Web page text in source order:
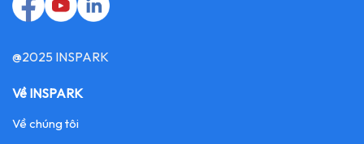
@2025 INSPARK
Về INSPARK
Về chúng tôi